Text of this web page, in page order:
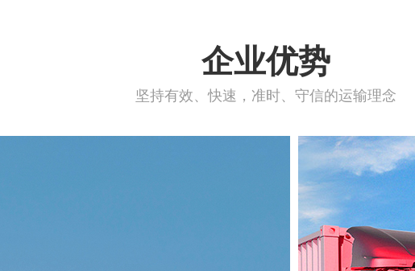
企业优势
坚持有效、快速，准时、守信的运输理念